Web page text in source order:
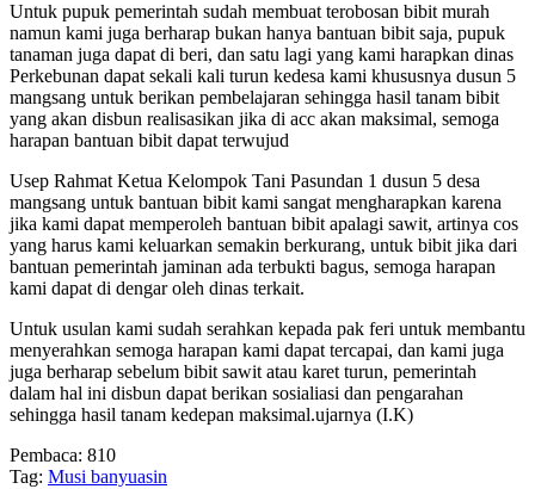
Untuk pupuk pemerintah sudah membuat terobosan bibit murah
namun kami juga berharap bukan hanya bantuan bibit saja, pupuk
tanaman juga dapat di beri, dan satu lagi yang kami harapkan dinas
Perkebunan dapat sekali kali turun kedesa kami khususnya dusun 5
mangsang untuk berikan pembelajaran sehingga hasil tanam bibit
yang akan disbun realisasikan jika di acc akan maksimal, semoga
harapan bantuan bibit dapat terwujud
Usep Rahmat Ketua Kelompok Tani Pasundan 1 dusun 5 desa
mangsang untuk bantuan bibit kami sangat mengharapkan karena
jika kami dapat memperoleh bantuan bibit apalagi sawit, artinya cos
yang harus kami keluarkan semakin berkurang, untuk bibit jika dari
bantuan pemerintah jaminan ada terbukti bagus, semoga harapan
kami dapat di dengar oleh dinas terkait.
Untuk usulan kami sudah serahkan kepada pak feri untuk membantu
menyerahkan semoga harapan kami dapat tercapai, dan kami juga
juga berharap sebelum bibit sawit atau karet turun, pemerintah
dalam hal ini disbun dapat berikan sosialiasi dan pengarahan
sehingga hasil tanam kedepan maksimal.ujarnya (I.K)
Pembaca: 810
Tag: Musi banyuasin